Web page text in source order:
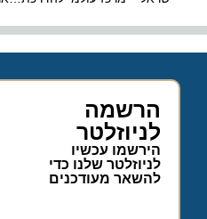
הרשמה
לניוזלטר
הירשמו עכשיו
לניוזלטר שלנו כדי
להשאר מעודכנים